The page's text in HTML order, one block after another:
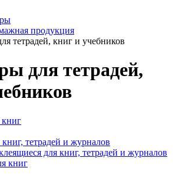
продукция
тетрадей, книг и учебников
для тетрадей,
книг
тетрадей и журналов
для книг, тетрадей и журналов
книг